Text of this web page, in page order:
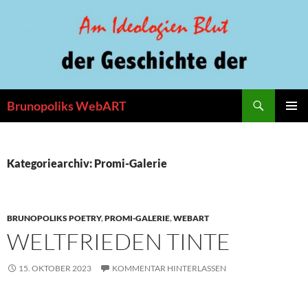
Brunopoliks WebART
Kategoriearchiv: Promi-Galerie
BRUNOPOLIKS POETRY,PROMI-GALERIE,WEBART
WELTFRIEDEN TINTE
15. OKTOBER 2023 KOMMENTAR HINTERLASSEN